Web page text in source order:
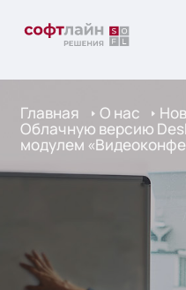
Главная О нас
Облачную версию
модулем